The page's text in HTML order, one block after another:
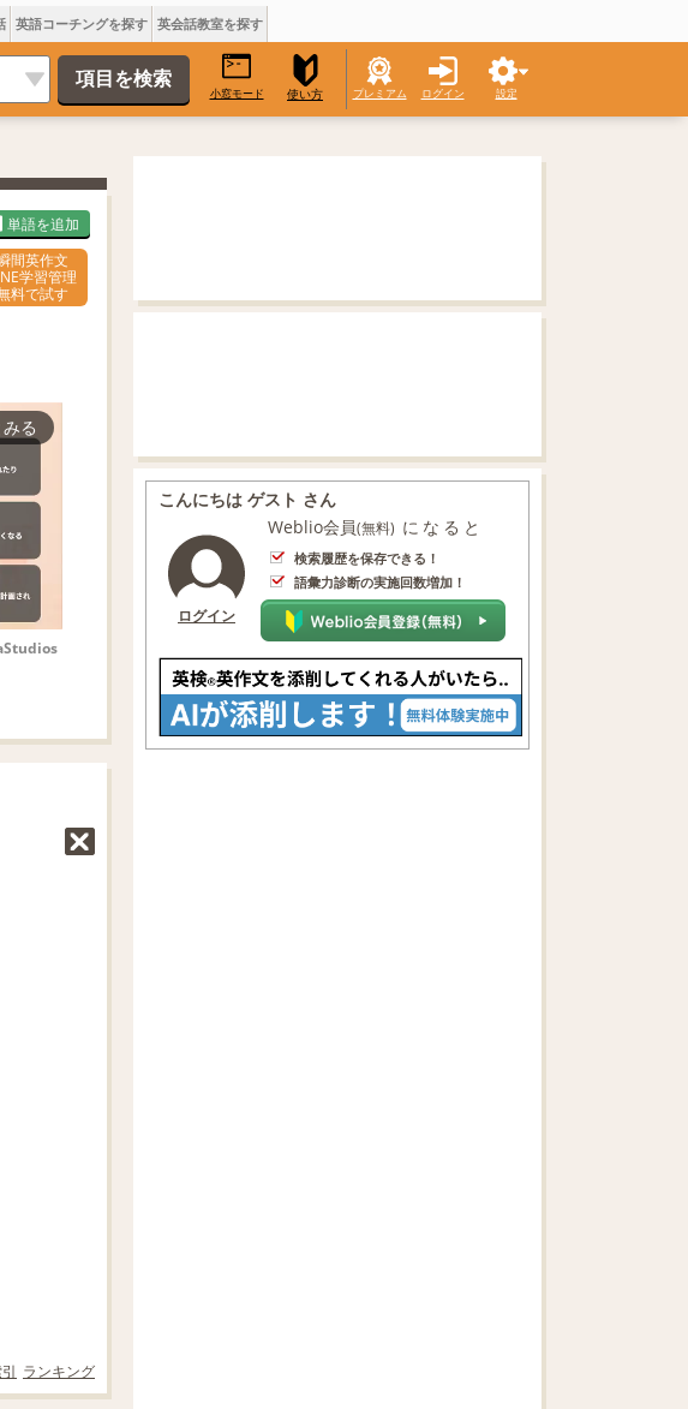
英語コーチングを探す 英会話教室を探す
小窓モード 使い方 プレミアム ログイン 設定
単語を追加
間英作文
学習管理
料で試す
る
ランキング
こんにちは ゲスト さん
ログイン
Weblio会員(無料) になると
検索履歴を保存できる！
語彙力診断の実施回数増加！